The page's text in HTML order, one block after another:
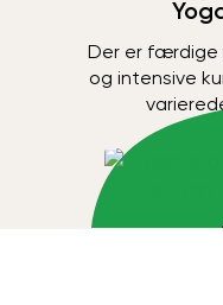
Der er færdige
og intensive